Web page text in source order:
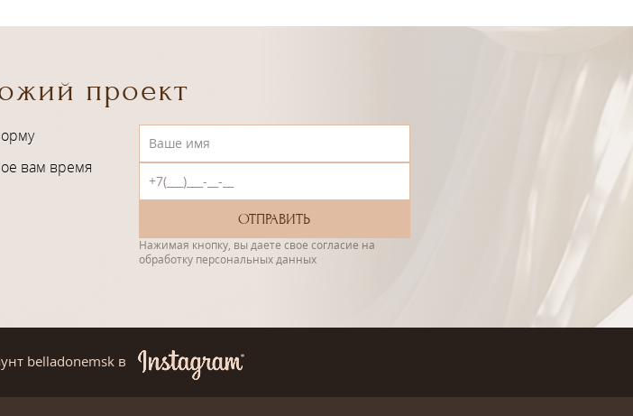
проект
вам время
Нажимая кнопку, вы даете свое согласие на
обработку персональных данных
belladonemsk в